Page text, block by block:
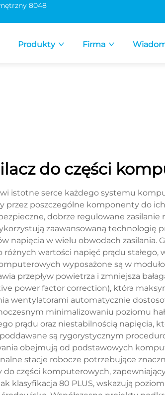
8048
Produkty Firma
do części
istotne serce każdego systemu
przez poszczególne komponenty do
dobrze regulowane
zaawansowaną technologię
napięcia w wielu obwodach zasilania.
wartości napięć prądu stałego,
wyposażone są w
przepływ powietrza i zmniejsza
power factor correction), która
wentylatorami automatycznie
minimalizowaniu poziomu
prądu oraz niestabilnością napięcia,
są rygorystycznym
obejmują od podstawowych
stacje robocze potrzebujące
części komputerowych,
klasyfikacja 80 PLUS, wskazują